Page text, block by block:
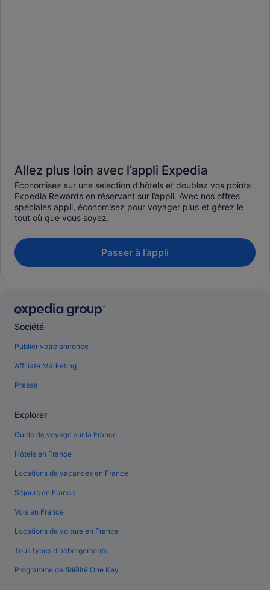
Allez plus loin avec l’appli Expedia
Économisez sur une sélection d’hôtels et doublez vos points
Expedia Rewards en réservant sur l’appli. Avec nos offres
spéciales appli, économisez pour voyager plus et gérez le
tout où que vous soyez.
Passer à l’appli
Société
Publier votre annonce
Affiliate Marketing
Presse
Explorer
Guide de voyage sur la France
Hôtels en France
Locations de vacances en France
Séjours en France
Vols en France
Locations de voiture en France
Tous types d'hébergements
Programme de fidélité One Key